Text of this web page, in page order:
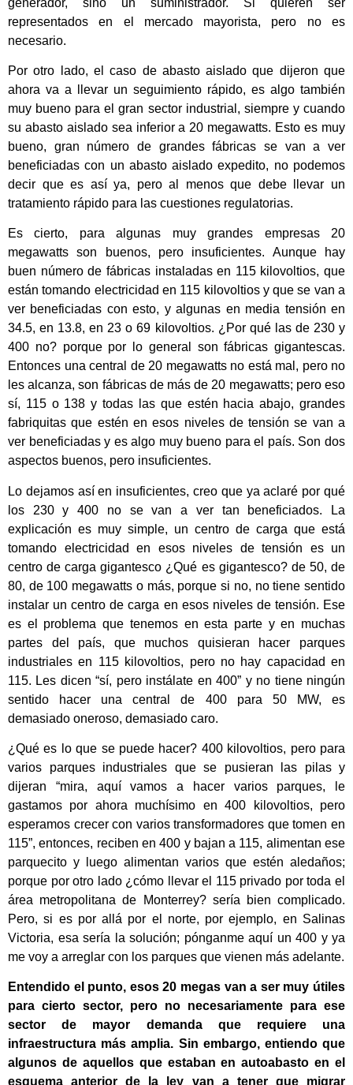
representados en el mercado mayorista, pero no es
necesario.
Por otro lado, el caso de abasto aislado que dijeron que
ahora va a llevar un seguimiento rápido, es algo también
muy bueno para el gran sector industrial, siempre y cuando
su abasto aislado sea inferior a 20 megawatts. Esto es muy
bueno, gran número de grandes fábricas se van a ver
beneficiadas con un abasto aislado expedito, no podemos
decir que es así ya, pero al menos que debe llevar un
tratamiento rápido para las cuestiones regulatorias.
Es cierto, para algunas muy grandes empresas 20
megawatts son buenos, pero insuficientes. Aunque hay
buen número de fábricas instaladas en 115 kilovoltios, que
están tomando electricidad en 115 kilovoltios y que se van a
ver beneficiadas con esto, y algunas en media tensión en
34.5, en 13.8, en 23 o 69 kilovoltios. ¿Por qué las de 230 y
400 no? porque por lo general son fábricas gigantescas.
Entonces una central de 20 megawatts no está mal, pero no
les alcanza, son fábricas de más de 20 megawatts; pero eso
sí, 115 o 138 y todas las que estén hacia abajo, grandes
fabriquitas que estén en esos niveles de tensión se van a
ver beneficiadas y es algo muy bueno para el país. Son dos
aspectos buenos, pero insuficientes.
Lo dejamos así en insuficientes, creo que ya aclaré por qué
los 230 y 400 no se van a ver tan beneficiados. La
explicación es muy simple, un centro de carga que está
tomando electricidad en esos niveles de tensión es un
centro de carga gigantesco ¿Qué es gigantesco? de 50, de
80, de 100 megawatts o más, porque si no, no tiene sentido
instalar un centro de carga en esos niveles de tensión. Ese
es el problema que tenemos en esta parte y en muchas
partes del país, que muchos quisieran hacer parques
industriales en 115 kilovoltios, pero no hay capacidad en
115. Les dicen “sí, pero instálate en 400” y no tiene ningún
sentido hacer una central de 400 para 50 MW, es
demasiado oneroso, demasiado caro.
¿Qué es lo que se puede hacer? 400 kilovoltios, pero para
varios parques industriales que se pusieran las pilas y
dijeran “mira, aquí vamos a hacer varios parques, le
gastamos por ahora muchísimo en 400 kilovoltios, pero
esperamos crecer con varios transformadores que tomen en
115”, entonces, reciben en 400 y bajan a 115, alimentan ese
parquecito y luego alimentan varios que estén aledaños;
porque por otro lado ¿cómo llevar el 115 privado por toda el
área metropolitana de Monterrey? sería bien complicado.
Pero, si es por allá por el norte, por ejemplo, en Salinas
Victoria, esa sería la solución; pónganme aquí un 400 y ya
me voy a arreglar con los parques que vienen más adelante.
Entendido el punto, esos 20 megas van a ser muy útiles
para cierto sector, pero no necesariamente para ese
sector de mayor demanda que requiere una
infraestructura más amplia. Sin embargo, entiendo que
algunos de aquellos que estaban en autoabasto en el
esquema anterior de la ley van a tener que migrar